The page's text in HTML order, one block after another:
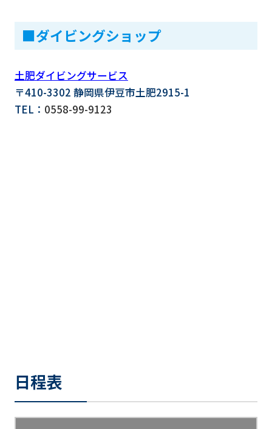
■ダイビングショップ
土肥ダイビングサービス
〒410-3302 静岡県伊豆市土肥2915-1
TEL： 0558-99-9123
日程表